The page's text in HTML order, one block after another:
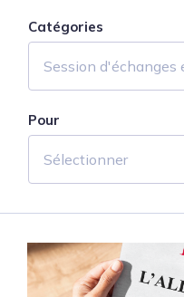
Catégories
Session d'échanges
Pour
Sélectionner